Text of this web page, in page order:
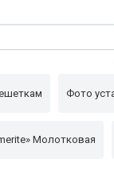
Фото
Молотковая